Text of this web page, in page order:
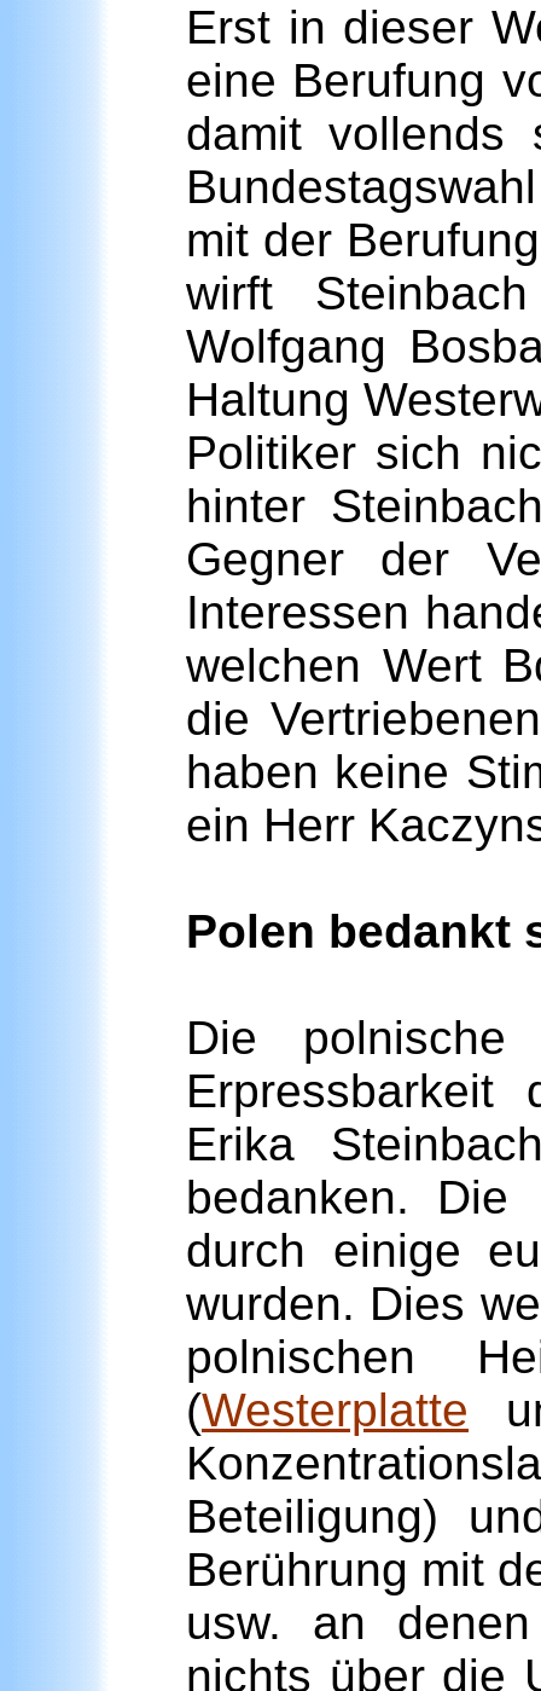
Erst in dieser
eine Berufung
damit
mit der
wirft
Wolfgang
Haltung
Politiker sich
hinter
Gegner der
Interessen
welchen Wert
die
haben keine
ein Herr
Polen bedankt
Die
Erpressbarkeit
Erika
bedanken. Die
durch einige
wurden. Dies
polnischen
(Westerplatte
Beteiligung)
Berührung mit
usw. an
nichts über die